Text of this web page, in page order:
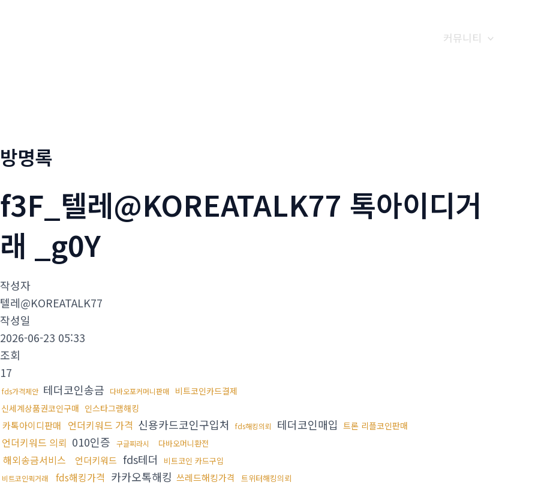
커뮤니티
방명록
f3F_텔레@KOREATALK77 톡아이디거
래 _g0Y
작성자
텔레@KOREATALK77
작성일
2026-06-23 05:33
조회
17
fds가격제안 테더코인송금 다바오포커머니판매
비트코인카드결제
신세계상품권코인구매 인스타그램해킹
카톡아이디판매 언더키워드 가격 신용카드코인구입처 fds해킹의뢰 테더코인매입 트론 리플코인판매
언더키워드 의뢰 010인증 구글찌라시 다바오머니환전
해외송금서비스 언더키워드 fds테더 비트코인 카드구입
비트코인퀵거래 fds해킹가격 카카오톡해킹 쓰레드해킹가격 트위터해킹의뢰